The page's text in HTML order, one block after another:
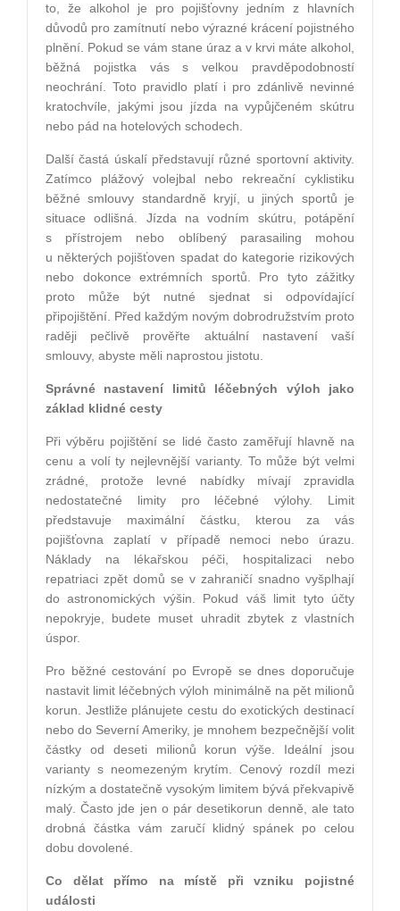
to, že alkohol je pro pojišťovny jedním z hlavních
důvodů pro zamítnutí nebo výrazné krácení pojistného
plnění. Pokud se vám stane úraz a v krvi máte alkohol,
běžná pojistka vás s velkou pravděpodobností
neochrání. Toto pravidlo platí i pro zdánlivě nevinné
kratochvíle, jakými jsou jízda na vypůjčeném skútru
nebo pád na hotelových schodech.
Další častá úskalí představují různé sportovní aktivity.
Zatímco plážový volejbal nebo rekreační cyklistiku
běžné smlouvy standardně kryjí, u jiných sportů je
situace odlišná. Jízda na vodním skútru, potápění
s přístrojem nebo oblíbený parasailing mohou
u některých pojišťoven spadat do kategorie rizikových
nebo dokonce extrémních sportů. Pro tyto zážitky
proto může být nutné sjednat si odpovídající
připojištění. Před každým novým dobrodružstvím proto
raději pečlivě prověřte aktuální nastavení vaší
smlouvy, abyste měli naprostou jistotu.
Správné nastavení limitů léčebných výloh jako
základ klidné cesty
Při výběru pojištění se lidé často zaměřují hlavně na
cenu a volí ty nejlevnější varianty. To může být velmi
zrádné, protože levné nabídky mívají zpravidla
nedostatečné limity pro léčebné výlohy. Limit
představuje maximální částku, kterou za vás
pojišťovna zaplatí v případě nemoci nebo úrazu.
Náklady na lékařskou péči, hospitalizaci nebo
repatriaci zpět domů se v zahraničí snadno vyšplhají
do astronomických výšin. Pokud váš limit tyto účty
nepokryje, budete muset uhradit zbytek z vlastních
úspor.
Pro běžné cestování po Evropě se dnes doporučuje
nastavit limit léčebných výloh minimálně na pět milionů
korun. Jestliže plánujete cestu do exotických destinací
nebo do Severní Ameriky, je mnohem bezpečnější volit
částky od deseti milionů korun výše. Ideální jsou
varianty s neomezeným krytím. Cenový rozdíl mezi
nízkým a dostatečně vysokým limitem bývá překvapivě
malý. Často jde jen o pár desetikorun denně, ale tato
drobná částka vám zaručí klidný spánek po celou
dobu dovolené.
Co dělat přímo na místě při vzniku pojistné
události